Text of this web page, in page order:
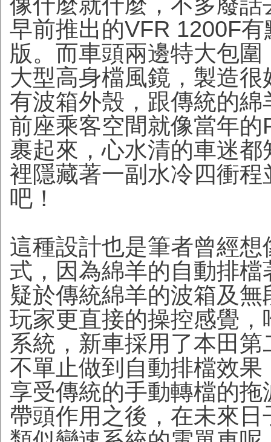
早前推出的VFR 1200F
版。而車頭兩邊特大包
大型高身檔風鏡，製造
有波箱外殼，跟傳統的
前座乘客空間就像當年
裹起來，心水清的車迷
裡隱藏著一副水冷四衝
吧！
這種設計也是筆者曾經
式，因為綿羊的自動排
疑於傳統綿羊的波箱及
玩家更直接的操控感覺
系統，新車採用了本田
不單止做到自動排檔效
享受傳統的手動轉檔的
帶頭作用之後，在未來